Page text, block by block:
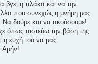
βγει η πλάκα και να την
που συνεχώς η μνήμη μας
Να δούμε και να ακούσουμε!
όπως πιστεύω την βάση της
η ευχή του να μας
Αμήν!